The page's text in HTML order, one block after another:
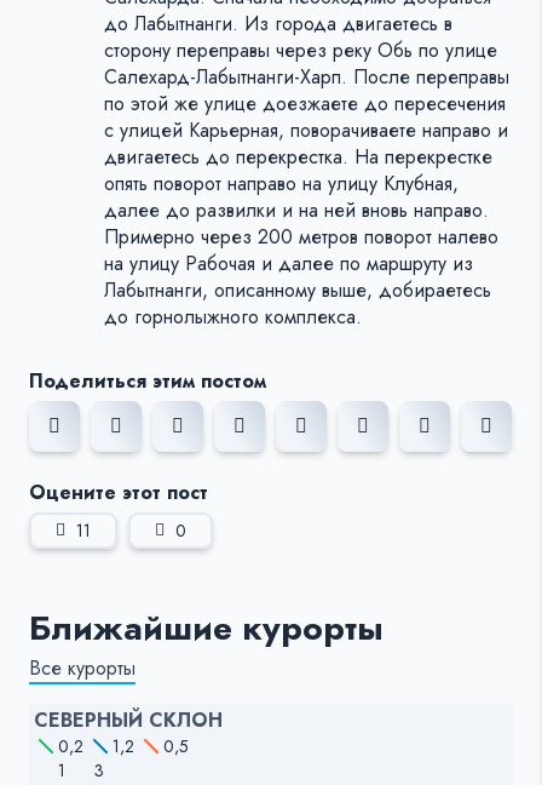
до Лабытнанги. Из города двигаетесь в
сторону переправы через реку Обь по улице
Салехард-Лабытнанги-Харп. После переправы
по этой же улице доезжаете до пересечения
с улицей Карьерная, поворачиваете направо и
двигаетесь до перекрестка. На перекрестке
опять поворот направо на улицу Клубная,
далее до развилки и на ней вновь направо.
Примерно через 200 метров поворот налево
на улицу Рабочая и далее по маршруту из
Лабытнанги, описанному выше, добираетесь
до горнолыжного комплекса.
Поделиться этим постом
Оцените этот пост
11 0
Ближайшие курорты
Все курорты
СЕВЕРНЫЙ СКЛОН
0,2 1,2
0,5
1
3